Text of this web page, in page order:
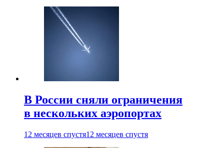
В России сняли ограничения
в нескольких аэропортах
12 месяцев спустя12 месяцев спустя